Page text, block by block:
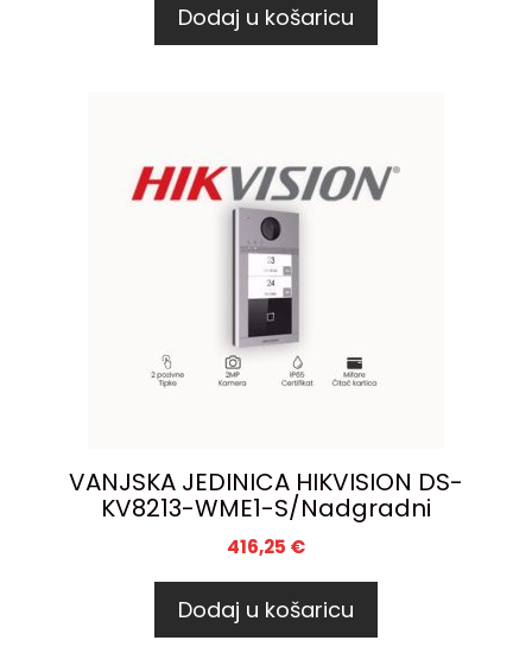
Dodaj u košaricu
VANJSKA JEDINICA HIKVISION DS-
KV8213-WME1-S/Nadgradni
416,25 €
Dodaj u košaricu